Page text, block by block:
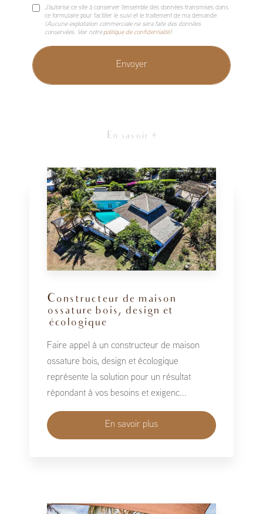
J'autorise ce site à conserver l'ensemble des données transmises dans
ce formulaire pour faciliter le suivi et le traitement de ma demande.
(Aucune exploitation commerciale ne sera faite des données
conservées. Voir notre politique de confidentialité)
En savoir +
Constructeur de maison
ossature bois, design et
écologique
Faire appel à un constructeur de maison
ossature bois, design et écologique
représente la solution pour un résultat
répondant à vos besoins et exigenc...
En savoir plus